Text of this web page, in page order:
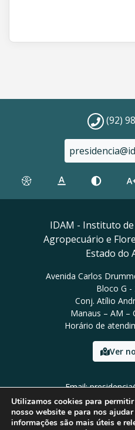
(92)
IDAM - Instituto
Agropecuário e
Estado do
Avenida Carlos
Bloco G -
Conj. Atílio
Manaus – AM –
Horário de
Ver
Email:
Tel: (92)
Utilizamos cookies para
nosso website e para nos
informações são mais úteis e